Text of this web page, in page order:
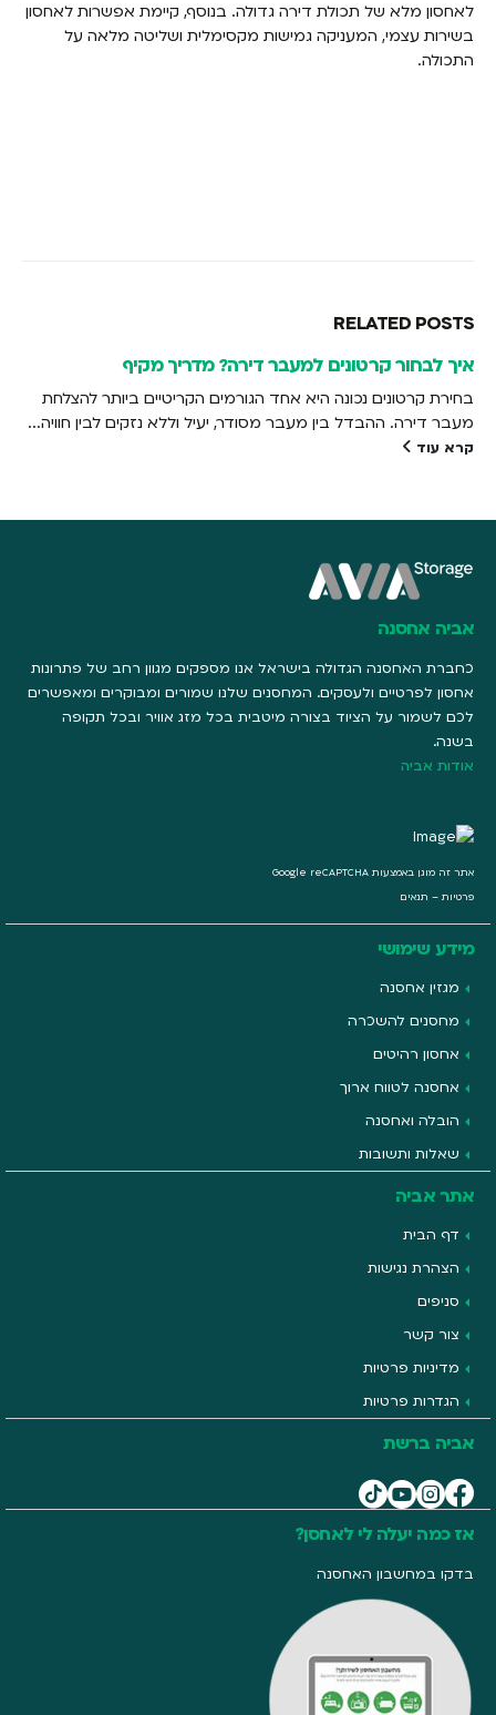
לאחסון מלא של תכולת דירה גדולה. בנוסף, קיימת אפשרות לאחסון
בשירות עצמי, המעניקה גמישות מקסימלית ושליטה מלאה על
התכולה.
RELATED POSTS
איך לבחור קרטונים למעבר דירה? מדריך מקיף
בחירת קרטונים נכונה היא אחד הגורמים הקריטיים ביותר להצלחת
מעבר דירה. ההבדל בין מעבר מסודר, יעיל וללא נזקים לבין חוויה...
קרא עוד
אביה אחסנה
כחברת האחסנה הגדולה בישראל אנו מספקים מגוון רחב של פתרונות
אחסון לפרטיים ולעסקים. המחסנים שלנו שמורים ומבוקרים ומאפשרים
לכם לשמור על הציוד בצורה מיטבית בכל מזג אוויר ובכל תקופה
בשנה.
אודות אביה
אתר זה מוגן באמצעות Google reCAPTCHA
פרטיות – תנאים
מידע שימושי
מגזין אחסנה
מחסנים להשכרה
אחסון רהיטים
אחסנה לטווח ארוך
הובלה ואחסנה
שאלות ותשובות
אתר אביה
דף הבית
הצהרת נגישות
סניפים
צור קשר
מדיניות פרטיות
הגדרות פרטיות
אביה ברשת
אז כמה יעלה לי לאחסן?
בדקו במחשבון האחסנה